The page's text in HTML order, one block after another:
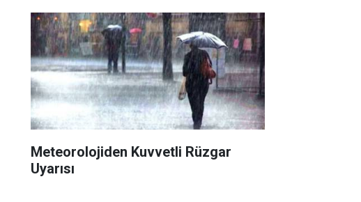
Meteorolojiden Kuvvetli Rüzgar
Uyarısı